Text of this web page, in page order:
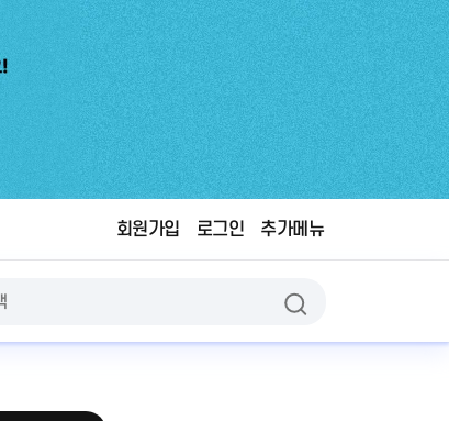
회원가입 로그인 추가메뉴